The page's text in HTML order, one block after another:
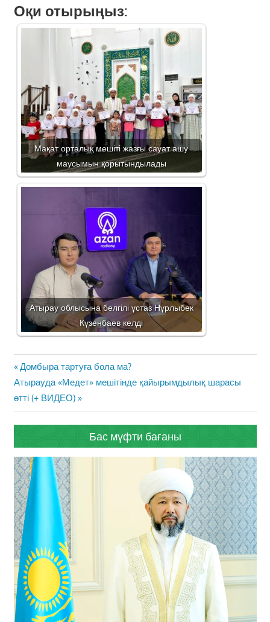
Оқи отырыңыз:
Мақат орталық мешіті жазғы сауат ашу
маусымын қорытындылады
Атырау облысына белгілі ұстаз Нұрлыбек
Күзенбаев келді
Жазба
навигациясы
Previous
Post:
Домбыра тартуға бола ма?
Next
Post:
Атырауда «Медет» мешітінде қайырымдылық шарасы
өтті (+ ВИДЕО)
Бас мүфти бағаны